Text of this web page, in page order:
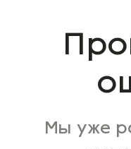
Мы уже